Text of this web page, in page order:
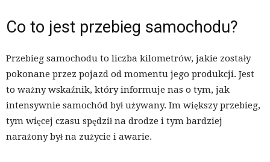
Co to jest przebieg samochodu?
Przebieg samochodu to liczba kilometrów, jakie zostały
pokonane przez pojazd od momentu jego produkcji. Jest
to ważny wskaźnik, który informuje nas o tym, jak
intensywnie samochód był używany. Im większy przebieg,
tym więcej czasu spędził na drodze i tym bardziej
narażony był na zużycie i awarie.